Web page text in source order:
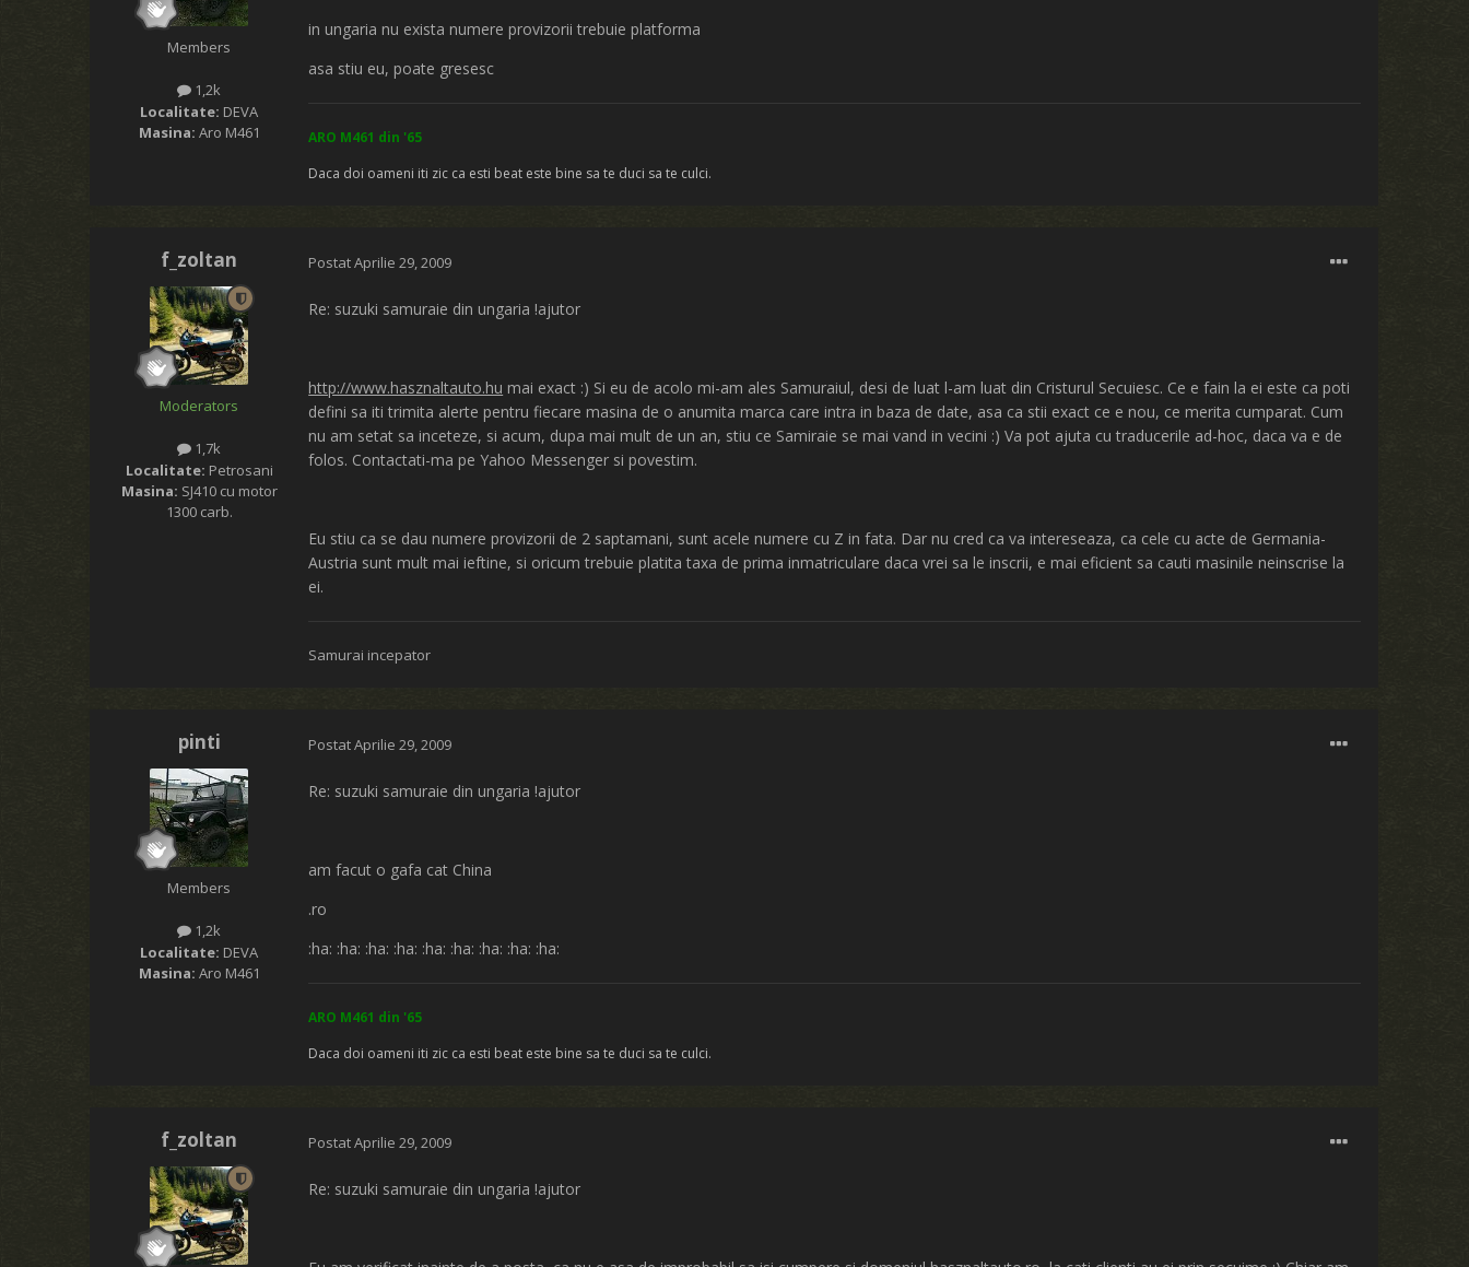
Members
1,2k
Localitate: DEVA
Masina: Aro M461
in ungaria nu exista numere provizorii trebuie platforma
asa stiu eu, poate gresesc
ARO M461 din '65
Daca doi oameni iti zic ca esti beat este bine sa te duci sa te culci.
f_zoltan
Moderators
1,7k
Localitate: Petrosani
Masina: SJ410 cu motor
1300 carb.
PostatAprilie 29, 2009
Re: suzuki samuraie din ungaria !ajutor
http://www.hasznaltauto.hu mai exact :) Si eu de acolo mi-am ales Samuraiul, desi de luat l-am luat din Cristurul Secuiesc. Ce e fain la ei este ca poti
defini sa iti trimita alerte pentru fiecare masina de o anumita marca care intra in baza de date, asa ca stii exact ce e nou, ce merita cumparat. Cum
nu am setat sa inceteze, si acum, dupa mai mult de un an, stiu ce Samiraie se mai vand in vecini :) Va pot ajuta cu traducerile ad-hoc, daca va e de
folos. Contactati-ma pe Yahoo Messenger si povestim.
Eu stiu ca se dau numere provizorii de 2 saptamani, sunt acele numere cu Z in fata. Dar nu cred ca va intereseaza, ca cele cu acte de Germania-
Austria sunt mult mai ieftine, si oricum trebuie platita taxa de prima inmatriculare daca vrei sa le inscrii, e mai eficient sa cauti masinile neinscrise la
ei.
Samurai incepator
pinti
Members
1,2k
Localitate: DEVA
Masina: Aro M461
PostatAprilie 29, 2009
Re: suzuki samuraie din ungaria !ajutor
am facut o gafa cat China
.ro
:ha: :ha: :ha: :ha: :ha: :ha: :ha: :ha: :ha:
ARO M461 din '65
Daca doi oameni iti zic ca esti beat este bine sa te duci sa te culci.
f_zoltan PostatAprilie 29, 2009
Re: suzuki samuraie din ungaria !ajutor